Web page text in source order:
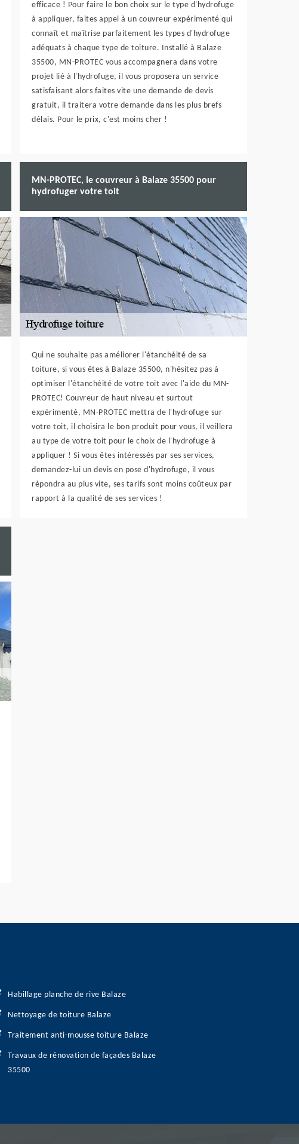
efficace ! Pour faire le bon choix sur le type d'hydrofuge
à appliquer, faites appel à un couvreur expérimenté qui
connaît et maîtrise parfaitement les types d'hydrofuge
adéquats à chaque type de toiture. Installé à Balaze
35500, MN-PROTEC vous accompagnera dans votre
projet lié à l'hydrofuge, il vous proposera un service
satisfaisant alors faites vite une demande de devis
gratuit, il traitera votre demande dans les plus brefs
délais. Pour le prix, c'est moins cher !
MN-PROTEC, le couvreur à Balaze 35500 pour
hydrofuger votre toit
Qui ne souhaite pas améliorer l'étanchéité de sa
toiture, si vous êtes à Balaze 35500, n'hésitez pas à
optimiser l'étanchéité de votre toit avec l'aide du MN-
PROTEC! Couvreur de haut niveau et surtout
expérimenté, MN-PROTEC mettra de l'hydrofuge sur
votre toit, il choisira le bon produit pour vous, il veillera
au type de votre toit pour le choix de l'hydrofuge à
appliquer ! Si vous êtes intéressés par ses services,
demandez-lui un devis en pose d'hydrofuge, il vous
répondra au plus vite, ses tarifs sont moins coûteux par
rapport à la qualité de ses services !
Habillage planche de rive Balaze
Nettoyage de toiture Balaze
Traitement anti-mousse toiture Balaze
Travaux de rénovation de façades Balaze
35500